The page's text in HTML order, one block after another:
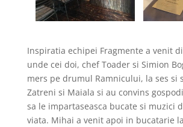
Inspiratia echipei Fragmente a venit
unde cei doi, chef Toader si Simion
mers pe drumul Ramnicului, la ses si
Zatreni si Maiala si au convins
sa le impartaseasca bucate si muzici
viata. Mihai a venit apoi in bucatarie